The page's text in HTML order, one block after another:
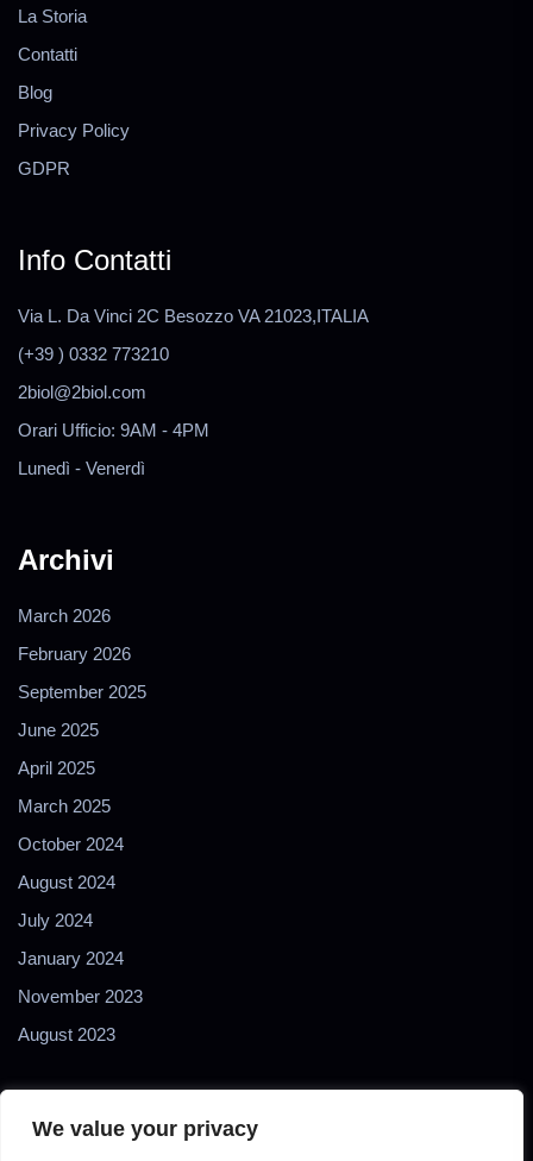
We value your privacy
La Storia
Contatti
Blog
Privacy Policy
GDPR
Info Contatti
Via L. Da Vinci 2C Besozzo VA 21023,ITALIA
(+39 ) 0332 773210
2biol@2biol.com
Orari Ufficio: 9AM - 4PM
Lunedì - Venerdì
Archivi
March 2026
February 2026
September 2025
June 2025
April 2025
March 2025
October 2024
August 2024
July 2024
January 2024
November 2023
August 2023